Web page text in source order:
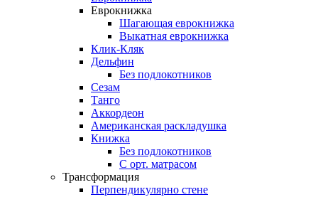
Еврокнижка
Шагающая еврокнижка
Выкатная еврокнижка
Клик-Кляк
Дельфин
Без подлокотников
Сезам
Танго
Аккордеон
Американская раскладушка
Книжка
Без подлокотников
С орт. матрасом
Трансформация
Перпендикулярно стене